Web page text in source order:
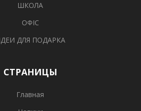
ШКОЛА
ОФІС
ДЛЯ ПОДАРКА
СТРАНИЦЫ
Главная